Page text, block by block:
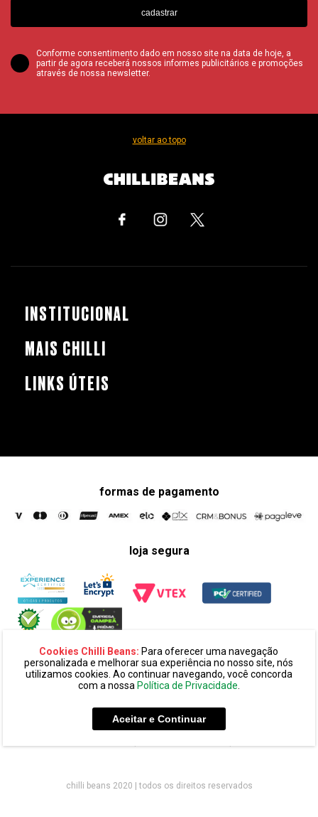
Cookies Chilli Beans: Para oferecer uma navegação
personalizada e melhorar sua experiência no nosso site, nós
utilizamos cookies. Ao continuar navegando, você concorda
com a nossa Política de Privacidade.
Aceitar e Continuar
cadastrar
Conforme consentimento dado em nosso site na data de hoje, a
partir de agora receberá nossos informes publicitários e promoções
através de nossa newsletter.
voltar ao topo
INSTITUCIONAL
MAIS CHILLI
LINKS ÚTEIS
formas de pagamento
loja segura
ltda. cnpj: 14.439.371/0002-60
alameda amazonas, 594, terreo mezanino, alphaville
chilli beans 2020 | todos os direitos reservados